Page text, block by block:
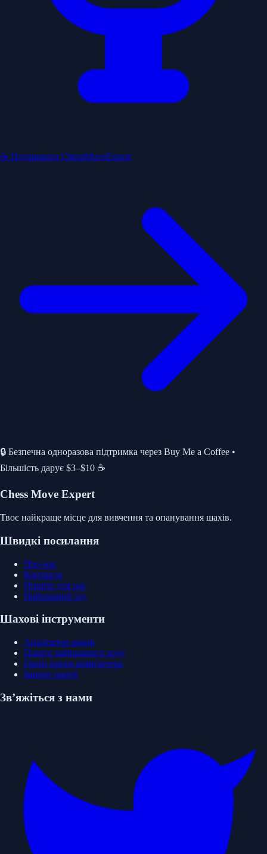
☕ Підтримати ChessMoveExpert
🔒 Безпечна одноразова підтримка через Buy Me a Coffee •
Більшість дарує $3–$10 ☕
Chess Move Expert
Твоє найкраще місце для вивчення та опанування шахів.
Швидкі посилання
Про нас
Контакти
Пишіть для нас
Найкращий хід
Шахові інструменти
Аналізатор шахів
Пошук найкращого ходу
Грати проти комп'ютера
Імпорт партії
Зв’яжіться з нами